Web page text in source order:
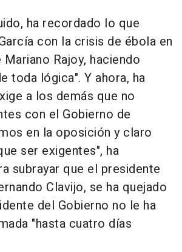
ha recordado lo que
con la crisis de ébola en
Rajoy, haciendo
toda lógica". Y ahora, ha
a los demás que no
con el Gobierno de
en la oposición y claro
ser exigentes", ha
subrayar que el presidente
Clavijo, se ha quejado
del Gobierno no le ha
"hasta cuatro días